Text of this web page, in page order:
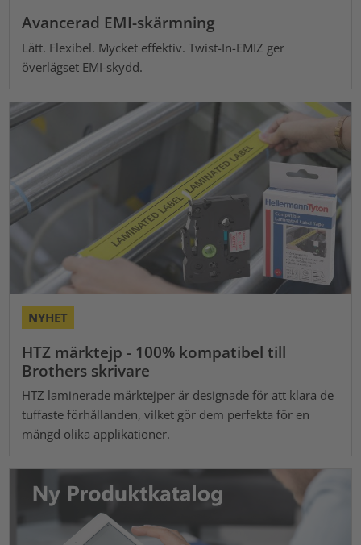
Avancerad EMI-skärmning
Lätt. Flexibel. Mycket effektiv. Twist-In-EMIZ ger
överlägset EMI-skydd.
NYHET
HTZ märktejp - 100% kompatibel till
Brothers skrivare
HTZ laminerade märktejper är designade för att klara de
tuffaste förhållanden, vilket gör dem perfekta för en
mängd olika applikationer.